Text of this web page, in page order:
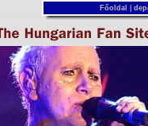
Főoldal